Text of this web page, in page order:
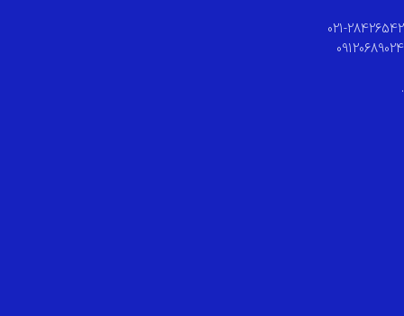
021-28426542
09120689024
.